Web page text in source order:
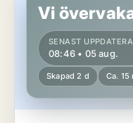
Vi
SENAST
08:46 • 05 aug.
Skapad 2 d Ca. 15